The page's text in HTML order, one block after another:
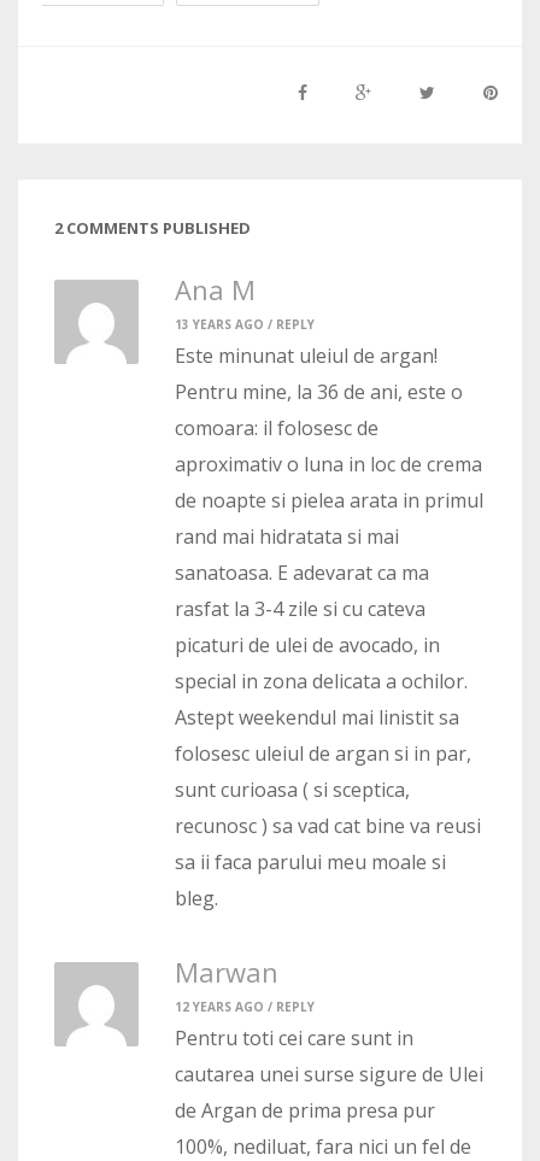
2 COMMENTS PUBLISHED
Ana M
13 YEARS AGO / REPLY
Este minunat uleiul de argan!
Pentru mine, la 36 de ani, este o
comoara: il folosesc de
aproximativ o luna in loc de crema
de noapte si pielea arata in primul
rand mai hidratata si mai
sanatoasa. E adevarat ca ma
rasfat la 3-4 zile si cu cateva
picaturi de ulei de avocado, in
special in zona delicata a ochilor.
Astept weekendul mai linistit sa
folosesc uleiul de argan si in par,
sunt curioasa ( si sceptica,
recunosc ) sa vad cat bine va reusi
sa ii faca parului meu moale si
bleg.
Marwan
12 YEARS AGO / REPLY
Pentru toti cei care sunt in
cautarea unei surse sigure de Ulei
de Argan de prima presa pur
100%, nediluat, fara nici un fel de